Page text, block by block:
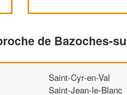
de Bazoches-
Saint-Cyr-en-Val
Saint-Jean-le-Blanc